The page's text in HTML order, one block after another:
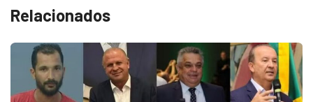
Relacionados